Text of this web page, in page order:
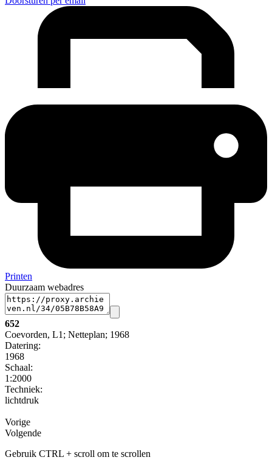
Printen
Duurzaam webadres
652
Coevorden, L1; Netteplan; 1968
Datering:
1968
Schaal:
1:2000
Techniek:
lichtdruk
Vorige
Volgende
Gebruik CTRL + scroll om te scrollen